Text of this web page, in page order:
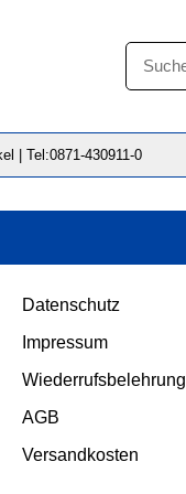
| Tel:0871-430911-0
Datenschutz
Impressum
Wiederrufsbelehrung
AGB
Versandkosten